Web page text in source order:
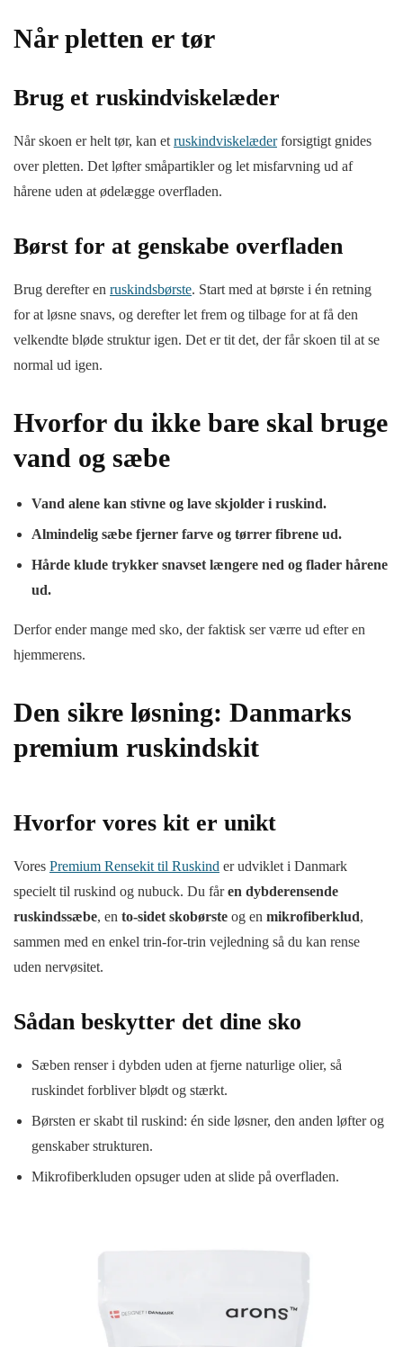
Når pletten er tør
Brug et ruskindviskelæder
Når skoen er helt tør, kan et ruskindviskelæderforsigtigt gnides
over pletten. Det løfter småpartikler og let misfarvning ud af
hårene uden at ødelægge overfladen.
Børst for at genskabe overfladen
Brug derefter en ruskindsbørste. Start med at børste i én retning
for at løsne snavs, og derefter let frem og tilbage for at få den
velkendte bløde struktur igen. Det er tit det, der får skoen til at se
normal ud igen.
Hvorfor du ikke bare skal bruge
vand og sæbe
Vand alene kan stivne og lave skjolder i ruskind.
Almindelig sæbe fjerner farve og tørrer fibrene ud.
Hårde klude trykker snavset længere ned og flader hårene
ud.
Derfor ender mange med sko, der faktisk ser værre ud efter en
hjemmerens.
Den sikre løsning: Danmarks
premium ruskindskit
Hvorfor vores kit er unikt
Vores Premium Rensekit til Ruskind er udviklet i Danmark
specielt til ruskind og nubuck. Du fåren dybderensende
ruskindssæbe, en to-sidet skobørste og en mikrofiberklud,
sammen med en enkel trin-for-trin vejledning så du kan rense
uden nervøsitet.
Sådan beskytter det dine sko
Sæben renser i dybden uden at fjerne naturlige olier, så
ruskindet forbliver blødt og stærkt.
Børsten er skabt til ruskind: én side løsner, den anden løfter og
genskaber strukturen.
Mikrofiberkluden opsuger uden at slide på overfladen.